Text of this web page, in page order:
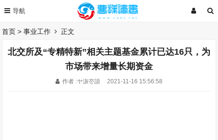
首页 >事业工作 正文
北交所及“专精特新”相关主题基金累计已达16只，为
市场带来增量长期资金
作者 :ヤ洃冭誏 2021-11-16 15:56:58